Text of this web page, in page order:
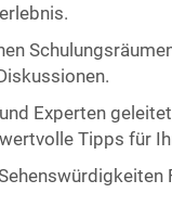
Experten
Tipps für